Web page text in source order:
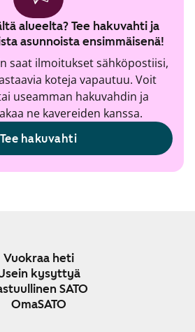
alueelta? Tee hakuvahti ja
asunnoista ensimmäisenä!
saat ilmoitukset sähköpostiisi,
koteja vapautuu. Voit
useamman hakuvahdin ja
ne kavereiden kanssa.
Tee hakuvahti
Vuokraa heti
kysyttyä
SATO
OmaSATO